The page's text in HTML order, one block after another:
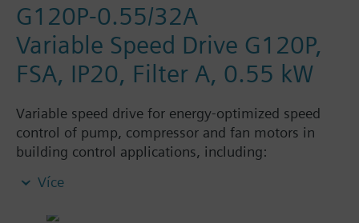
G120P-0.55/32A
Variable Speed Drive G120P,
FSA, IP20, Filter A, 0.55 kW
Variable speed drive for energy-optimized speed
control of pump, compressor and fan motors in
building control applications, including:
with screening plate without panel. Available
Více